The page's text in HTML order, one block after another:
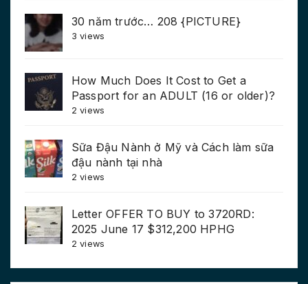
30 năm trước… 208 {PICTURE}
3 views
How Much Does It Cost to Get a
Passport for an ADULT (16 or older)?
2 views
Sữa Đậu Nành ở Mỹ và Cách làm sữa
đậu nành tại nhà
2 views
Letter OFFER TO BUY to 3720RD:
2025 June 17 $312,200 HPHG
2 views